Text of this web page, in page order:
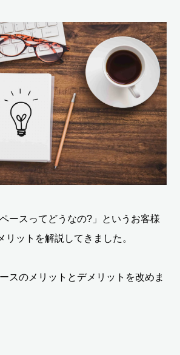
ースってどうなの?」というお客様
リットを解説してきました。
スのメリットとデメリットを改めま